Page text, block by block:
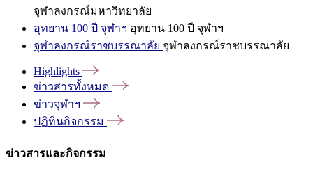
จุฬาลงกรณ์มหาวิทยาลัย
อุทยาน 100 ปี จุฬาฯ อุทยาน 100 ปี จุฬาฯ
จุฬาลงกรณ์ราชบรรณาลัย จุฬาลงกรณ์ราชบรรณาลัย
Highlights
ข่าวสารทั้งหมด
ข่าวจุฬาฯ
ปฏิทินกิจกรรม
ข่าวสารและกิจกรรม